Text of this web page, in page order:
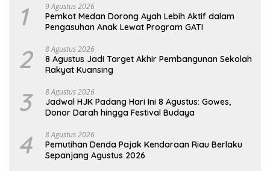
1 9 Agustus 2026
Pemkot Medan Dorong Ayah Lebih Aktif dalam
Pengasuhan Anak Lewat Program GATI
2 8 Agustus 2026
8 Agustus Jadi Target Akhir Pembangunan Sekolah
Rakyat Kuansing
3 8 Agustus 2026
Jadwal HJK Padang Hari Ini 8 Agustus: Gowes,
Donor Darah hingga Festival Budaya
4 8 Agustus 2026
Pemutihan Denda Pajak Kendaraan Riau Berlaku
Sepanjang Agustus 2026